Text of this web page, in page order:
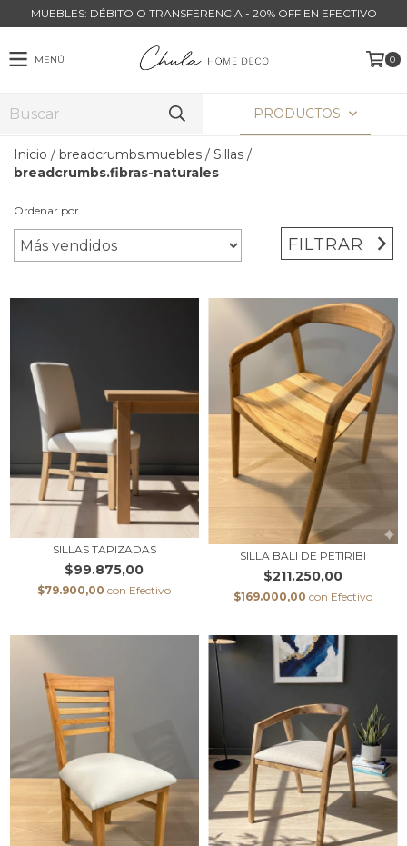
MUEBLES: DÉBITO O TRANSFERENCIA - 20% OFF EN EFECTIVO
MENÚ 0
PRODUCTOS
Inicio / breadcrumbs.muebles / Sillas /
breadcrumbs.fibras-naturales
Ordenar por
FILTRAR
SILLAS TAPIZADAS
$99.875,00
$79.900,00 con Efectivo
SILLA BALI DE PETIRIBI
$211.250,00
$169.000,00 con Efectivo